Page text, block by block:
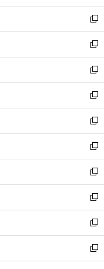
開
く
ウ
で
開
く
ン
ド
ウ
で
開
く
ウ
ィ
ン
ド
ウ
で
開
く
新
し
い
ウ
ィ
ン
ド
ウ
で
開
く
新
し
い
ウ
ィ
ン
ド
ウ
で
開
く
新
し
い
ウ
ィ
ン
ド
ウ
で
開
く
新
し
い
ウ
ィ
ン
ド
ウ
で
開
く
新
し
い
ウ
ィ
ン
ド
ウ
で
開
く
新
し
い
ウ
ィ
ン
ド
ウ
で
開
新
し
い
ウ
ィ
ン
ド
ウ
新
し
い
ウ
ィ
ン
新
し
い
ウ
新
し